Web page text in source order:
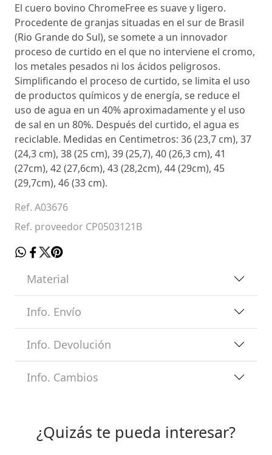
El cuero bovino ChromeFree es suave y ligero.
Procedente de granjas situadas en el sur de Brasil
(Rio Grande do Sul), se somete a un innovador
proceso de curtido en el que no interviene el cromo,
los metales pesados ni los ácidos peligrosos.
Simplificando el proceso de curtido, se limita el uso
de productos químicos y de energía, se reduce el
uso de agua en un 40% aproximadamente y el uso
de sal en un 80%. Después del curtido, el agua es
reciclable. Medidas en Centimetros: 36 (23,7 cm), 37
(24,3 cm), 38 (25 cm), 39 (25,7), 40 (26,3 cm), 41
(27cm), 42 (27,6cm), 43 (28,2cm), 44 (29cm), 45
(29,7cm), 46 (33 cm).
Ref. A03676
Ref. proveedor CP0503121B
Material
Info. Envío
Info. Devolución
Info. Cambios
¿Quizás te pueda interesar?